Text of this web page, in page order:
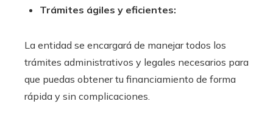
Trámites ágiles y eficientes:
La entidad se encargará de manejar todos los
trámites administrativos y legales necesarios para
que puedas obtener tu financiamiento de forma
rápida y sin complicaciones.